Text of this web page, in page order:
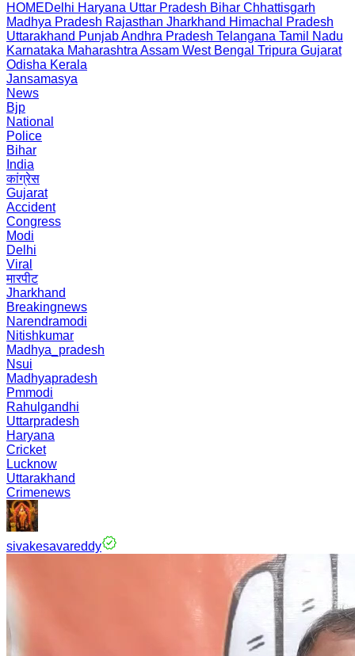
HOMEDelhi Haryana Uttar Pradesh Bihar Chhattisgarh
Madhya Pradesh Rajasthan Jharkhand Himachal Pradesh
Uttarakhand PunjabAndhra Pradesh Telangana Tamil Nadu
Karnataka Maharashtra Assam West Bengal Tripura Gujarat
Odisha Kerala
Jansamasya
News
Bjp
National
Police
Bihar
India
कांग्रेस
Gujarat
Accident
Congress
Modi
Delhi
Viral
मारपीट
Jharkhand
Breakingnews
Narendramodi
Nitishkumar
Madhya_pradesh
Nsui
Madhyapradesh
Pmmodi
Rahulgandhi
Uttarpradesh
Haryana
Cricket
Lucknow
Uttarakhand
Crimenews
sivakesavareddy